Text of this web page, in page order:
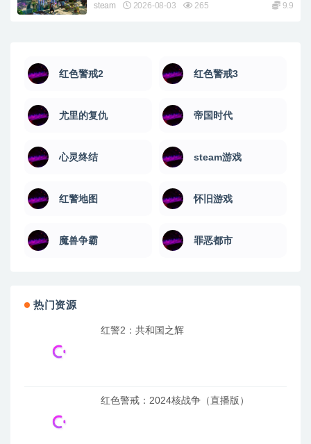
steam 2026-08-03 265 9.9
红色警戒2 红色警戒3
尤里的复仇 帝国时代
心灵终结 steam游戏
红警地图 怀旧游戏
魔兽争霸 罪恶都市
热门资源
红警2：共和国之辉
红色警戒：2024核战争（直播版）